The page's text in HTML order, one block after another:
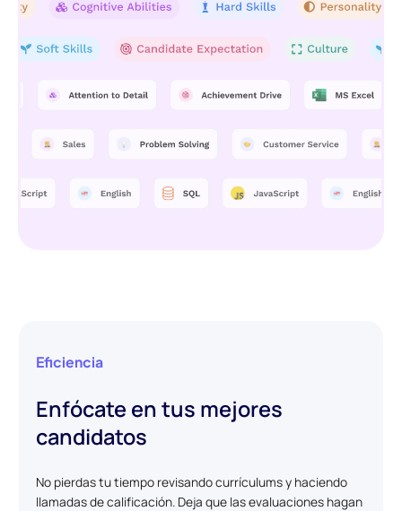
Eficiencia
Enfócate en tus mejores
candidatos
No pierdas tu tiempo revisando currículums y haciendo
llamadas de calificación. Deja que las evaluaciones hagan